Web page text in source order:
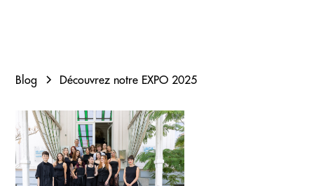
Blog Découvrez notre EXPO 2025